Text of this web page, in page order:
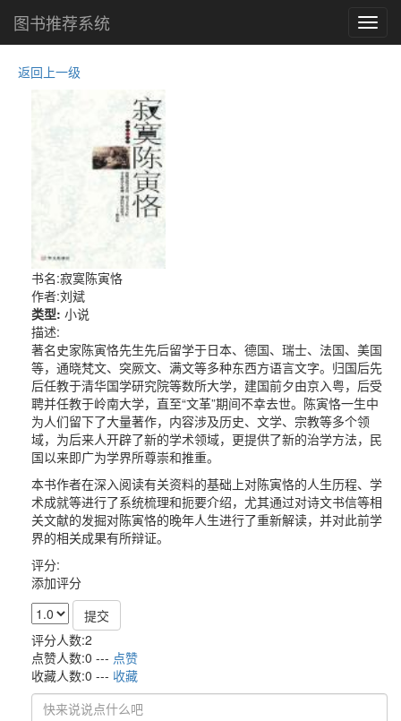
图书推荐系统
返回上一级
书名:寂寞陈寅恪
作者:刘斌
类型: 小说
描述:
著名史家陈寅恪先生先后留学于日本、德国、瑞士、法国、美国
等，通晓梵文、突厥文、满文等多种东西方语言文字。归国后先
后任教于清华国学研究院等数所大学，建国前夕由京入粤，后受
聘并任教于岭南大学，直至“文革”期间不幸去世。陈寅恪一生中
为人们留下了大量著作，内容涉及历史、文学、宗教等多个领
域，为后来人开辟了新的学术领域，更提供了新的治学方法，民
国以来即广为学界所尊崇和推重。
本书作者在深入阅读有关资料的基础上对陈寅恪的人生历程、学
术成就等进行了系统梳理和扼要介绍，尤其通过对诗文书信等相
关文献的发掘对陈寅恪的晚年人生进行了重新解读，并对此前学
界的相关成果有所辩证。
评分:
添加评分
提交
评分人数:2
点赞人数:0 --- 点赞
收藏人数:0 --- 收藏